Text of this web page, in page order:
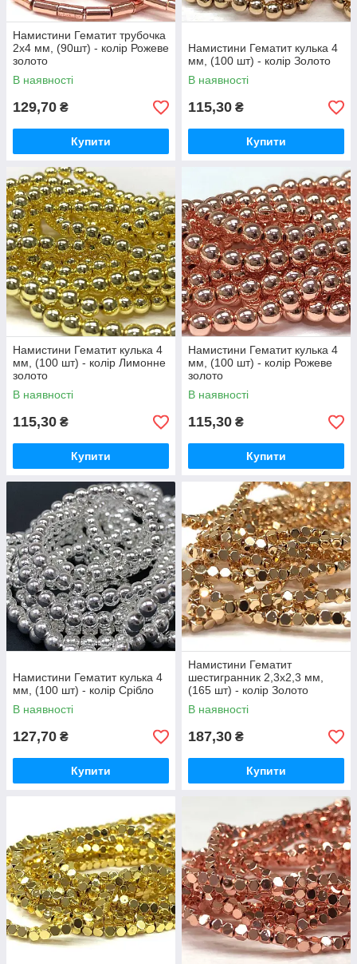
Намистини Гематит трубочка
2х4 мм, (90шт) - колір Рожеве
золото
В наявності
129,70 ₴
Купити
Намистини Гематит кулька 4
мм, (100 шт) - колір Золото
В наявності
115,30 ₴
Купити
Намистини Гематит кулька 4
мм, (100 шт) - колір Лимонне
золото
В наявності
115,30 ₴
Купити
Намистини Гематит кулька 4
мм, (100 шт) - колір Рожеве
золото
В наявності
115,30 ₴
Купити
Намистини Гематит кулька 4
мм, (100 шт) - колір Срібло
В наявності
127,70 ₴
Купити
Намистини Гематит
шестигранник 2,3х2,3 мм,
(165 шт) - колір Золото
В наявності
187,30 ₴
Купити